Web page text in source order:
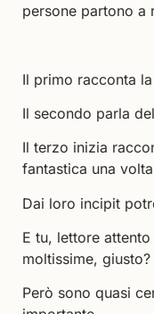
persone partono a
Il primo racconta
Il secondo parla
Il terzo inizia
fantastica una
Dai loro incipit
E tu, lettore
moltissime, giusto?
Però sono quasi